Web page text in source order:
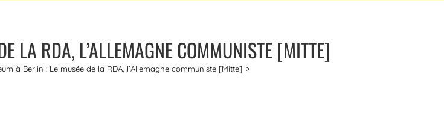
LA RDA, L’ALLEMAGNE COMMUNISTE [MITTE]
à Berlin : Le musée de la RDA, l’Allemagne communiste [Mitte] >